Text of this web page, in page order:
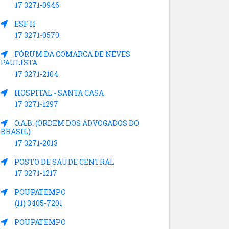
17 3271-0946
ESF II
17 3271-0570
FÓRUM DA COMARCA DE NEVES
PAULISTA
17 3271-2104
HOSPITAL - SANTA CASA
17 3271-1297
O.A.B. (ORDEM DOS ADVOGADOS DO
BRASIL)
17 3271-2013
POSTO DE SAÚDE CENTRAL
17 3271-1217
POUPATEMPO
(11) 3405-7201
POUPATEMPO